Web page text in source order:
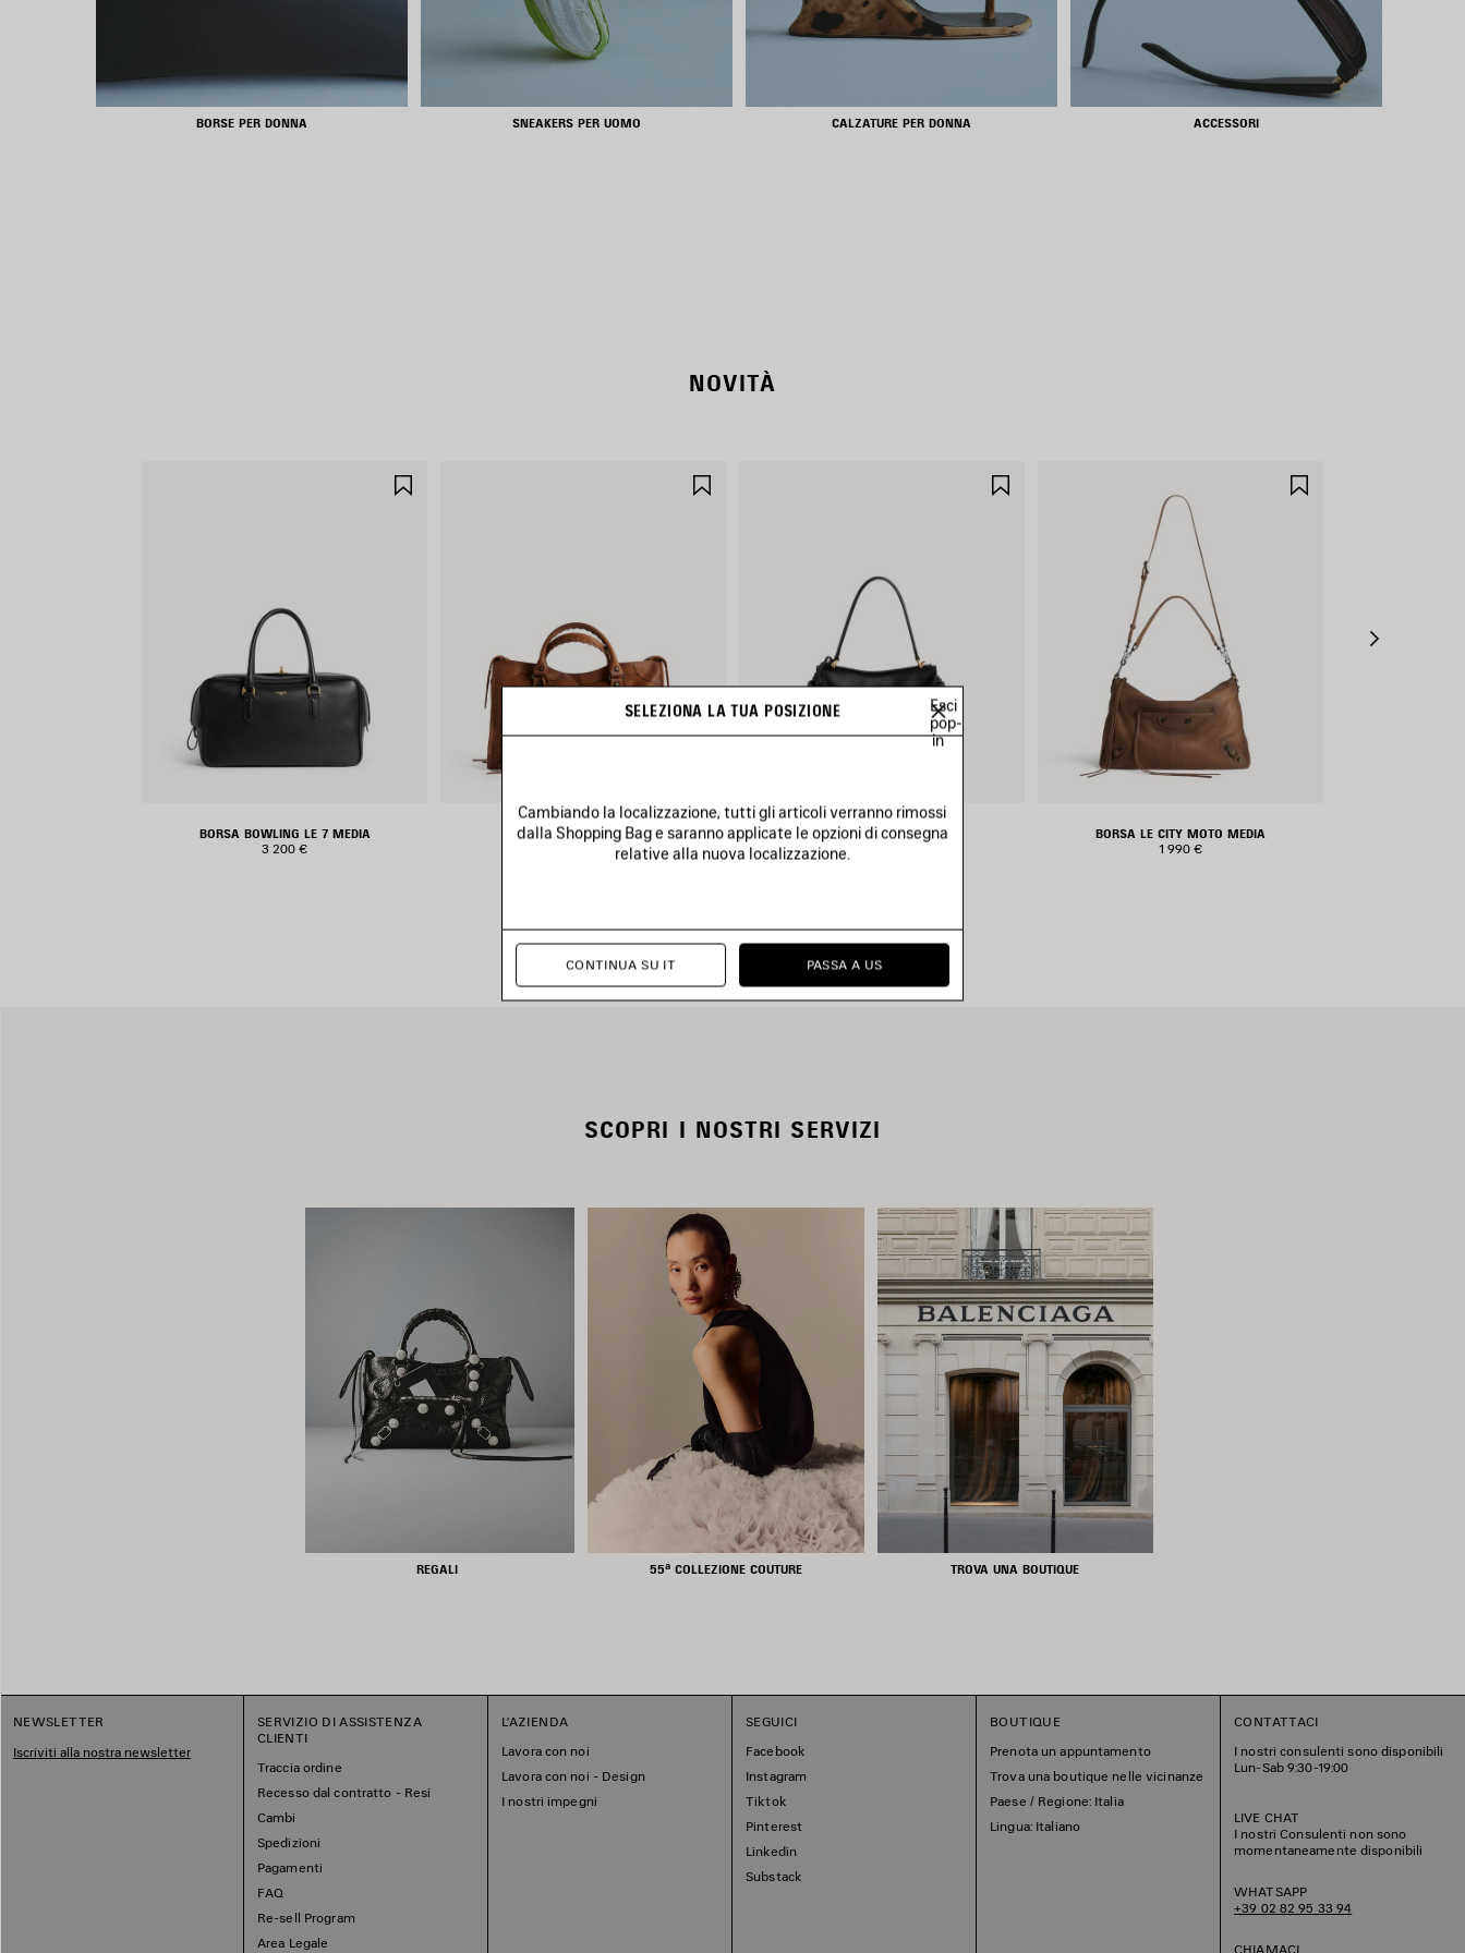
BORSE PER DONNA SNEAKERS PER UOMO CALZATURE PER DONNA ACCESSORI
NOVITÀ
BORSA BOWLING LE 7 MEDIA
3 200 €
BORSA LE CITY MEDIA
BORSA RODEO PICCOLA
BORSA LE CITY MOTO MEDIA
1 990 €
SCOPRI I NOSTRI SERVIZI
REGALI 55ª COLLEZIONE COUTURE TROVA UNA BOUTIQUE
NEWSLETTER
Iscriviti alla nostra newsletter
SERVIZIO DI ASSISTENZA
CLIENTI
Traccia ordine
Recesso dal contratto - Resi
Cambi
Spedizioni
Pagamenti
FAQ
Re-sell Program
Area Legale
L'AZIENDA
Lavora con noi
Lavora con noi - Design
I nostri impegni
SEGUICI
Facebook
Instagram
Tiktok
Pinterest
Linkedin
Substack
BOUTIQUE
Prenota un appuntamento
Trova una boutique nelle vicinanze
Paese / Regione: Italia
Lingua: Italiano
CONTATTACI
I nostri consulenti sono disponibili
Lun-Sab 9:30-19:00
LIVE CHAT
I nostri Consulenti non sono
momentaneamente disponibili
WHATSAPP
+39 02 82 95 33 94
CHIAMACI
SELEZIONA LA TUA POSIZIONE
Esci
pop-
in
Cambiando la localizzazione, tutti gli articoli verranno rimossi
dalla Shopping Bag e saranno applicate le opzioni di consegna
relative alla nuova localizzazione.
CONTINUA SU IT PASSA A US